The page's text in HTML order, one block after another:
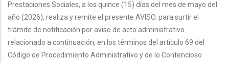
Prestaciones Sociales, a los quince (15) días del mes de mayo del
año (2026), realiza y remite el presente AVISO, para surtir el
trámite de notificación por aviso de acto administrativo
relacionado a continuación, en los términos del artículo 69 del
Código de Procedimiento Administrativo y de lo Contencioso